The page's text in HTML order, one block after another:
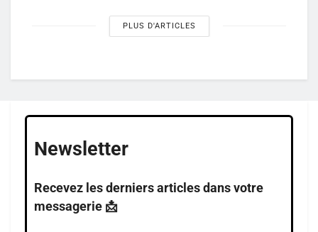
PLUS D'ARTICLES
Newsletter
Recevez les derniers articles dans votre
messagerie 📩